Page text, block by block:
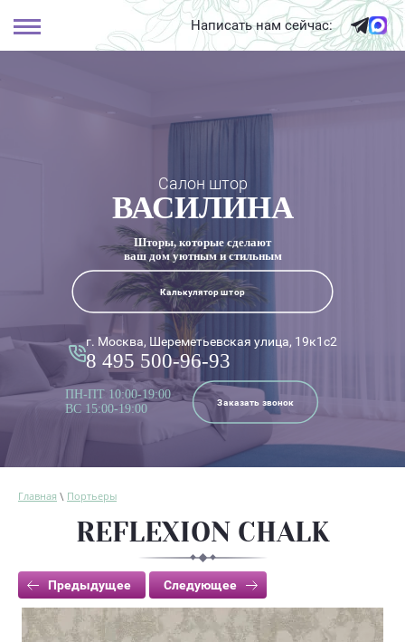
Написать нам сейчас:
Салон штор
ВАСИЛИНА
Шторы, которые сделают
ваш дом уютным и стильным
Калькулятор штор
г. Москва, Шереметьевская улица, 19к1с2
8 495 500-96-93
ПН-ПТ 10:00-19:00
ВС 15:00-19:00
Заказать звонок
Главная \ Портьеры
REFLEXION CHALK
Предыдущее Следующее